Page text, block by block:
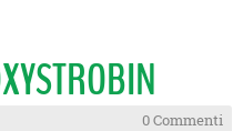
0 Commenti